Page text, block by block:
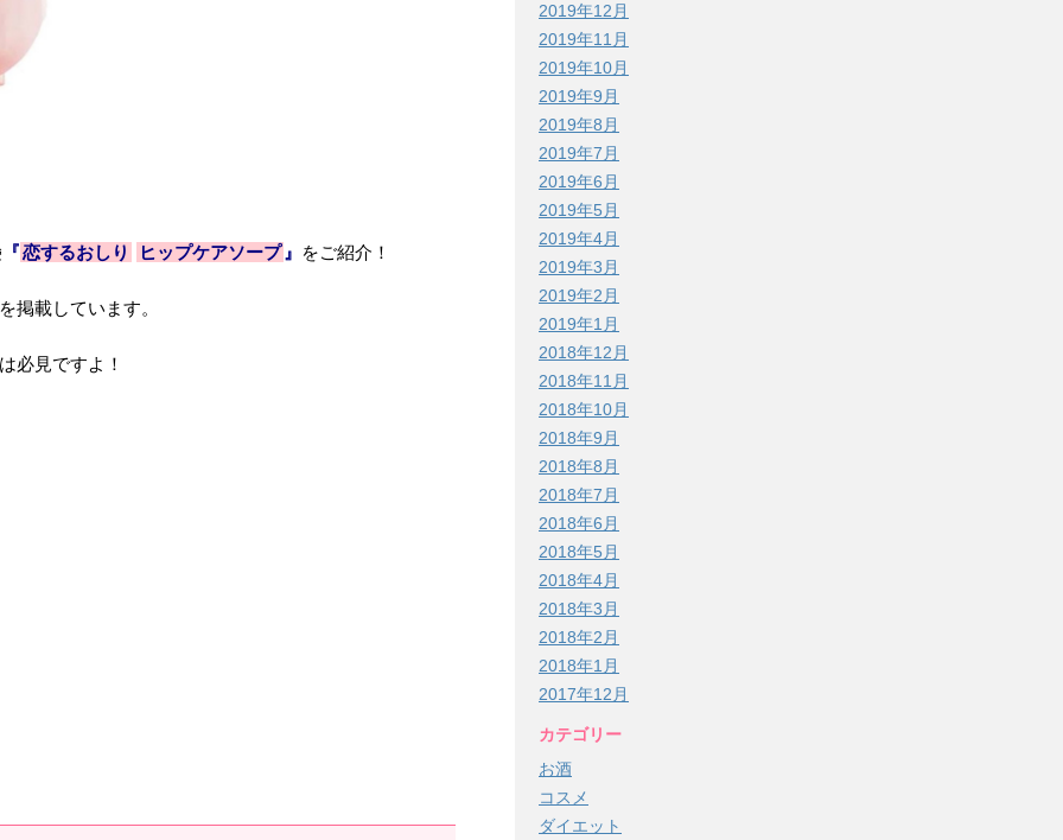
『恋するおしり ヒップケアソープ 』 をご紹介！
掲載しています。
必見ですよ！
2019年12月
2019年11月
2019年10月
2019年9月
2019年8月
2019年7月
2019年6月
2019年5月
2019年4月
2019年3月
2019年2月
2019年1月
2018年12月
2018年11月
2018年10月
2018年9月
2018年8月
2018年7月
2018年6月
2018年5月
2018年4月
2018年3月
2018年2月
2018年1月
2017年12月
カテゴリー
お酒
コスメ
ダイエット